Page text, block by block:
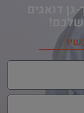
דואגים